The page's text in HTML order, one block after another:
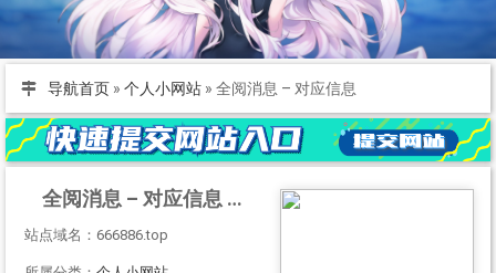
导航首页 » 个人小网站 » 全阅消息 – 对应信息
全阅消息 – 对应信息
站点域名：666886.top